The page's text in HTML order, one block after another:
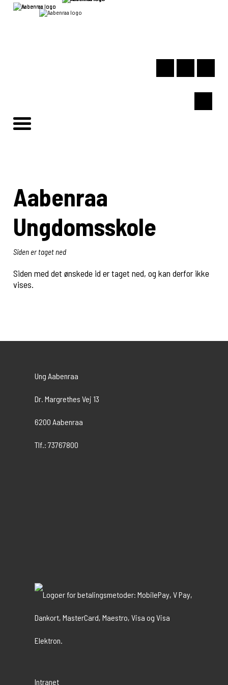
Aabenraa
Ungdomsskole
Siden er taget ned
Siden med det ønskede id er taget ned, og kan derfor ikke
vises.
Ung Aabenraa
Dr. Margrethes Vej 13
6200 Aabenraa
Tlf.: 73767800
Intranet